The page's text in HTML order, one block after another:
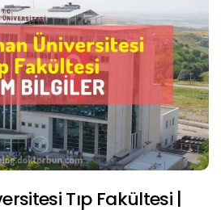
Tıp Fakültesi |